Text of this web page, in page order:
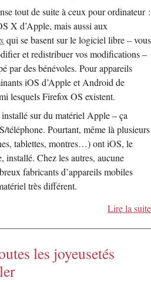
tout de suite à ceux pour ordinateur :
X d’Apple, mais aussi aux
qui se basent sur le logiciel libre – vous
et redistribuer vos modifications –
par des bénévoles. Pour appareils
iOS d’Apple et Android de
lesquels Firefox OS existent.
sur du matériel Apple – ça
téléphone. Pourtant, même là plusieurs
tablettes, montres…) ont iOS, le
installé. Chez les autres, aucune
fabricants d’appareils mobiles
très différent.
Lire la suite
les joyeusetés